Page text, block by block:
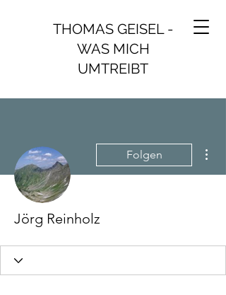
THOMAS GEISEL -
WAS MICH
UMTREIBT
Folgen
Jörg Reinholz